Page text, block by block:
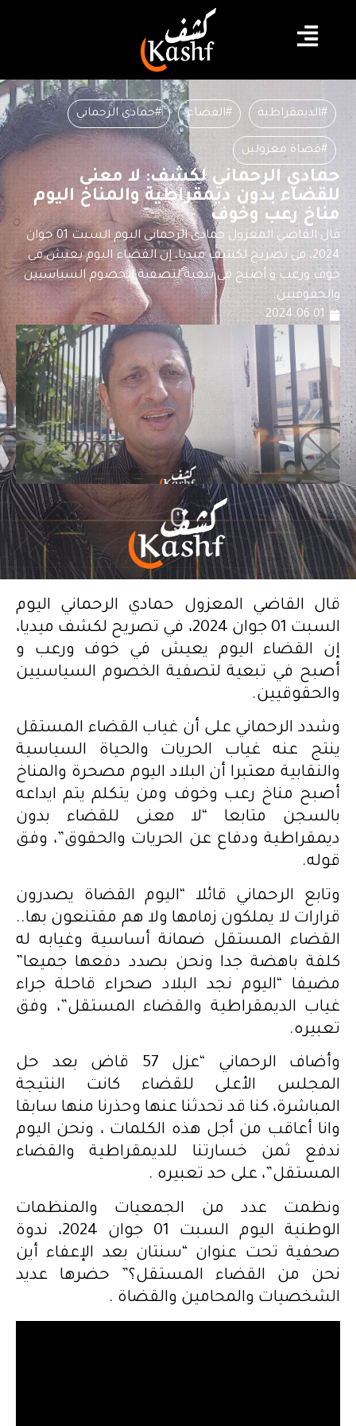
#الديمقراطية #القضاء #حمادي الرحماني
#قضاة معزولين
حمادي الرحماني لكشف: لا معنى
للقضاء بدون ديمقراطية والمناخ اليوم
مناخ رعب وخوف
قال القاضي المعزول حمادي الرحماني اليوم السبت 01 جوان
2024، في تصريح لكشف ميديا، إن القضاء اليوم يعيش في
خوف ورعب و أصبح في تبعية لتصفية الخصوم السياسيين
والحقوقيين.
2024.06.01
قال القاضي المعزول حمادي الرحماني اليوم
السبت 01 جوان 2024، في تصريح لكشف ميديا،
إن القضاء اليوم يعيش في خوف ورعب و
أصبح في تبعية لتصفية الخصوم السياسيين
والحقوقيين.
وشدد الرحماني على أن غياب القضاء المستقل
ينتج عنه غياب الحريات والحياة السياسية
والنقابية معتبرا أن البلاد اليوم مصحرة والمناخ
أصبح مناخ رعب وخوف ومن يتكلم يتم ايداعه
بالسجن متابعا “لا معنى للقضاء بدون
ديمقراطية ودفاع عن الحريات والحقوق”، وفق
قوله.
وتابع الرحماني قائلا “اليوم القضاة يصدرون
قرارات لا يملكون زمامها ولا هم مقتنعون بها..
القضاء المستقل ضمانة أساسية وغيابه له
كلفة باهضة جدا ونحن بصدد دفعها جميعا”
مضيفا “اليوم نجد البلاد صحراء قاحلة جراء
غياب الديمقراطية والقضاء المستقل”، وفق
تعبيره.
وأضاف الرحماني “عزل 57 قاض بعد حل
المجلس الأعلى للقضاء كانت النتيجة
المباشرة، كنا قد تحدثنا عنها وحذرنا منها سابقا
وانا أعاقب من أجل هذه الكلمات ، ونحن اليوم
ندفع ثمن خسارتنا للديمقراطية والقضاء
المستقل”، على حد تعبيره .
ونظمت عدد من الجمعيات والمنظمات
الوطنية اليوم السبت 01 جوان 2024، ندوة
صحفية تحت عنوان “سنتان بعد الإعفاء أين
نحن من القضاء المستقل؟” حضرها عديد
الشخصيات والمحامين والقضاة .